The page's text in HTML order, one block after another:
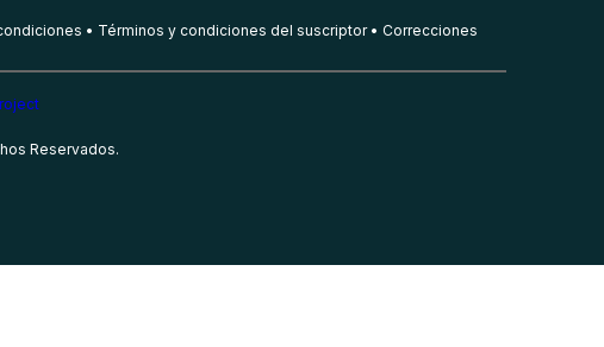
Términos y condiciones del suscriptor Correcciones
Reservados.